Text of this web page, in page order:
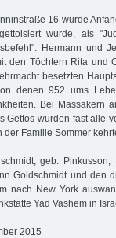
16 wurde
wurde, als
Hermann und
den Töchtern Rita und
besetzten
denen 952 ums
Bei Massakern
Gettos wurden fast alle
der Familie Sommer
geb.
Goldschmidt und den
nach New York
Yad Vashem in
2015